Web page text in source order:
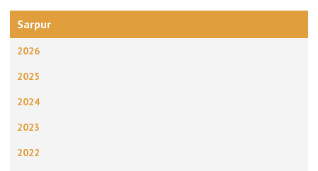
Sarpur
2026
2025
2024
2023
2022